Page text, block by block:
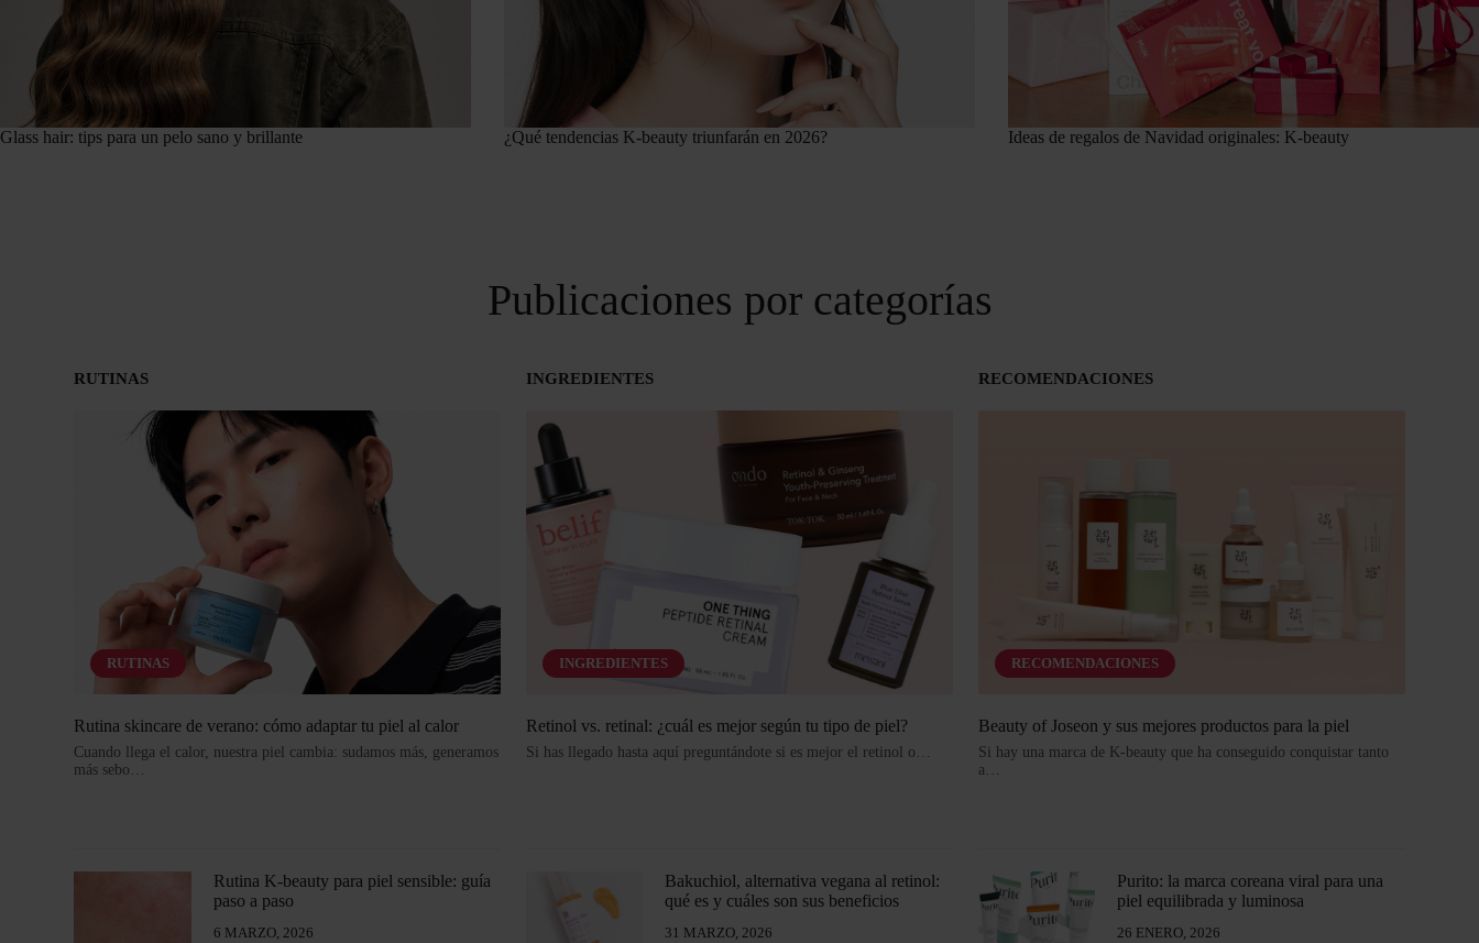
Glass hair: tips para un pelo sano y brillante ¿Qué tendencias K-beauty triunfarán en 2026? Ideas de regalos de Navidad originales: K-beauty
Publicaciones por categorías
RUTINAS
RUTINAS
Rutina skincare de verano: cómo adaptar tu piel al calor
Cuando llega el calor, nuestra piel cambia: sudamos más, generamos
más sebo…
Rutina K-beauty para piel sensible: guía
paso a paso
6 MARZO, 2026
INGREDIENTES
INGREDIENTES
Retinol vs. retinal: ¿cuál es mejor según tu tipo de piel?
Si has llegado hasta aquí preguntándote si es mejor el retinol o…
Bakuchiol, alternativa vegana al retinol:
qué es y cuáles son sus beneficios
31 MARZO, 2026
RECOMENDACIONES
RECOMENDACIONES
Beauty of Joseon y sus mejores productos para la piel
Si hay una marca de K-beauty que ha conseguido conquistar tanto
a…
Purito: la marca coreana viral para una
piel equilibrada y luminosa
26 ENERO, 2026